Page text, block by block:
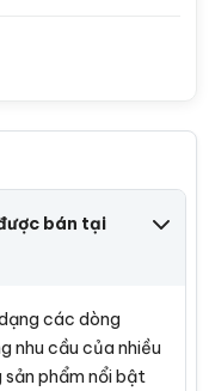
bán tại
các dòng
nhu cầu của nhiều
phẩm nổi bật